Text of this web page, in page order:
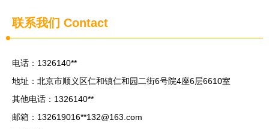
联系我们 Contact
电话：1326140**
地址：北京市顺义区仁和镇仁和园二街6号院4座6层6610室
其他电话：1326140**
邮箱：132619016**132@163.com